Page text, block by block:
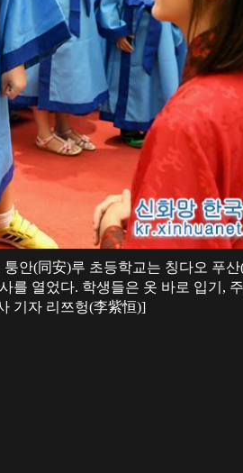
안(同安)루 초등학교는 칭다오 푸산
를 열었다. 학생들은 옷 바로 입기,
기자 리쯔헝(李紫恒)]